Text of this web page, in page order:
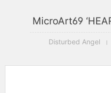
MicroArt69
Disturbed Angel